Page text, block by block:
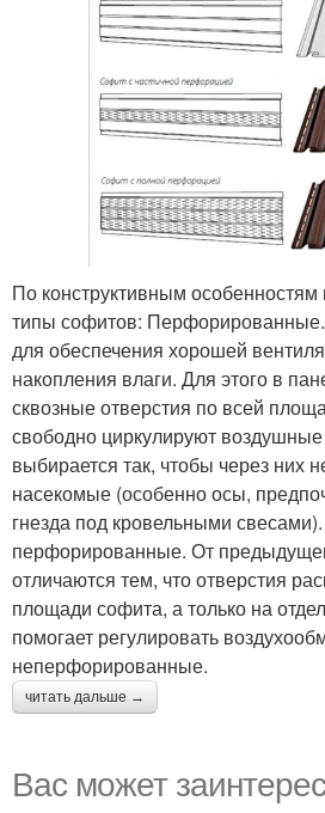
По конструктивным
типы софитов:
для обеспечения хорошей
накопления влаги. Для этого в
сквозные отверстия по всей
свободно циркулируют
выбирается так, чтобы через них
насекомые (особенно осы,
гнезда под кровельными
перфорированные. От
отличаются тем, что отверстия
площади софита, а только на
помогает регулировать
неперфорированные.
читать дальше →
Вас может